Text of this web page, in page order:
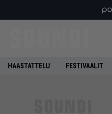
HAASTATTELU FESTIVAALIT